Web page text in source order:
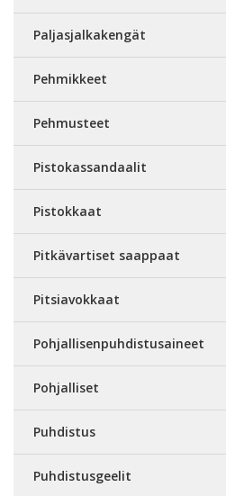
Paljasjalkakengät
Pehmikkeet
Pehmusteet
Pistokassandaalit
Pistokkaat
Pitkävartiset saappaat
Pitsiavokkaat
Pohjallisenpuhdistusaineet
Pohjalliset
Puhdistus
Puhdistusgeelit